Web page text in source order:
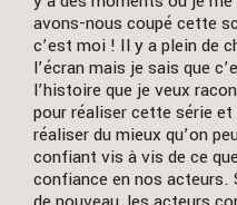
avons-nous coupé cette
c’est moi ! Il y a plein de
l’écran mais je sais que
l’histoire que je veux
pour réaliser cette série
réaliser du mieux qu’on
confiant vis à vis de ce
confiance en nos acteurs.